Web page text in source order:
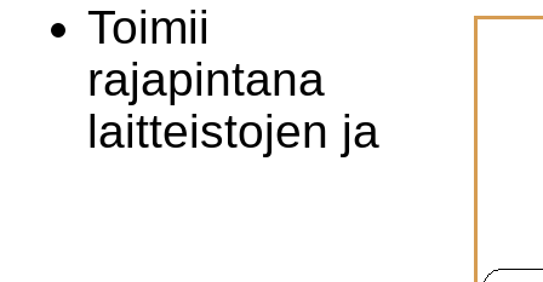
Toimii
rajapintana
laitteistojen ja